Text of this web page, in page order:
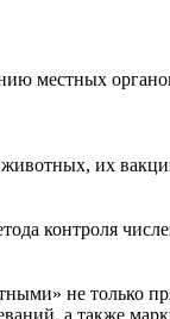
местных
их
контроля
не только
а также